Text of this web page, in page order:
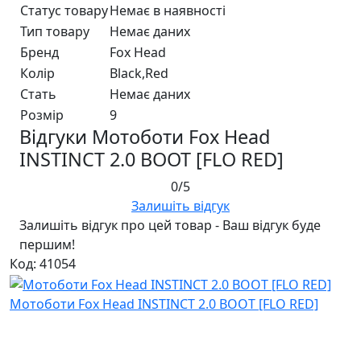
Статус товаруНемає в наявності
Тип товару
Немає даних
Бренд
Fox Head
Колір
Black,Red
Стать
Немає даних
Розмір
9
Відгуки Мотоботи Fox Head
INSTINCT 2.0 BOOT [FLO RED]
0/5
Залишіть відгук
Залишіть відгук про цей товар - Ваш відгук буде
першим!
Код: 41054
Мотоботи Fox Head INSTINCT 2.0 BOOT [FLO RED]